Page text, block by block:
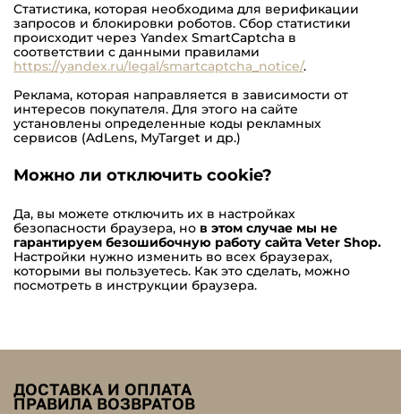
Cтатистика, которая необходима для верификации
запросов и блокировки роботов. Сбор статистики
происходит через Yandex SmartCaptcha в
соответствии с данными правилами
https://yandex.ru/legal/smartcaptcha_notice/.
Реклама, которая направляется в зависимости от
интересов покупателя. Для этого на сайте
установлены определенные коды рекламных
сервисов (AdLens, MyTarget и др.)
Можно ли отключить сookie?
Да, вы можете отключить их в настройках
безопасности браузера, но в этом случае мы не
гарантируем безошибочную работу сайта Veter Shop.
Настройки нужно изменить во всех браузерах,
которыми вы пользуетесь. Как это сделать, можно
посмотреть в инструкции браузера.
ДОСТАВКА И ОПЛАТА
ПРАВИЛА ВОЗВРАТОВ